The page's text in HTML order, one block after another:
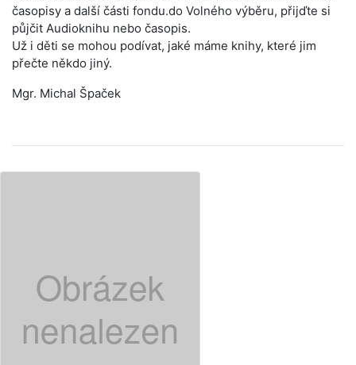
časopisy a další části fondu.do Volného výběru, přijďte si
půjčit Audioknihu nebo časopis.
Už i děti se mohou podívat, jaké máme knihy, které jim
přečte někdo jiný.
Mgr. Michal Špaček